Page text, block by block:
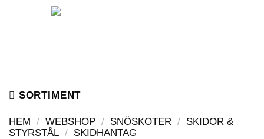
SORTIMENT
HEM / WEBSHOP / SNÖSKOTER / SKIDOR &
STYRSTÅL / SKIDHANTAG